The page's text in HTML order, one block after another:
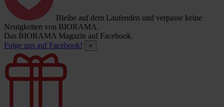
Bleibe auf dem Laufenden und verpasse keine
Neuigkeiten von BIORAMA.
Das BIORAMA Magazin auf Facebook.
Folge uns auf Facebook!
×